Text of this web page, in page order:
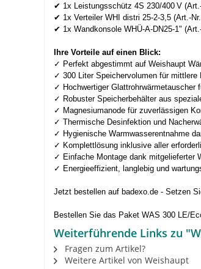
✔ 1x Leistungsschütz 4S 230/400 V
✔ 1x Verteiler WHI distri 25-2-3,5 (Art.-
✔ 1x Wandkonsole WHÜ-A-DN25-1"
Ihre Vorteile auf einen Blick:
✓ Perfekt abgestimmt auf Weishaupt
✓ 300 Liter Speichervolumen für mittlere
✓ Hochwertiger Glattrohrwärmetauscher
✓ Robuster Speicherbehälter aus
✓ Magnesiumanode für zuverlässigen
✓ Thermische Desinfektion und
✓ Hygienische Warmwasserentnahme
✓ Komplettlösung inklusive aller
✓ Einfache Montage dank mitgelieferter
✓ Energieeffizient, langlebig und
Jetzt bestellen auf badexo.de - Setzen
Bestellen Sie das Paket WAS 300 LE/
Weiterführende Links zu
Fragen zum Artikel?
Weitere Artikel von Weishaupt